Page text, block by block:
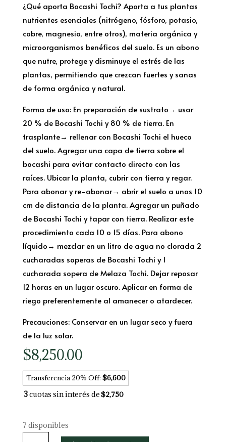
¿Qué aporta Bocashi Tochi? Aporta a tus plantas
nutrientes esenciales (nitrógeno, fósforo, potasio,
cobre, magnesio, entre otros), materia orgánica y
microorganismos benéficos del suelo. Es un abono
que nutre, protege y disminuye el estrés de las
plantas, permitiendo que crezcan fuertes y sanas
de forma orgánica y natural.
Forma de uso: En preparación de sustrato→ usar
20 % de Bocashi Tochi y 80 % de tierra. En
trasplante→ rellenar con Bocashi Tochi el hueco
del suelo. Agregar una capa de tierra sobre el
bocashi para evitar contacto directo con las
raíces. Ubicar la planta, cubrir con tierra y regar.
Para abonar y re-abonar→ abrir el suelo a unos 10
cm de distancia de la planta. Agregar un puñado
de Bocashi Tochi y tapar con tierra. Realizar este
procedimiento cada 10 o 15 días. Para abono
líquido→ mezclar en un litro de agua no clorada 2
cucharadas soperas de Bocashi Tochi y 1
cucharada sopera de Melaza Tochi. Dejar reposar
12 horas en un lugar oscuro. Aplicar en forma de
riego preferentemente al amanecer o atardecer.
Precauciones: Conservar en un lugar seco y fuera
de la luz solar.
$8,250.00
Transferencia 20% Off: $6,600
3cuotas sin interés de$2,750
7 disponibles